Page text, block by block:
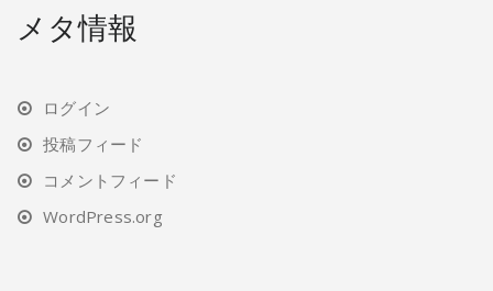
メタ情報
ログイン
投稿フィード
コメントフィード
WordPress.org